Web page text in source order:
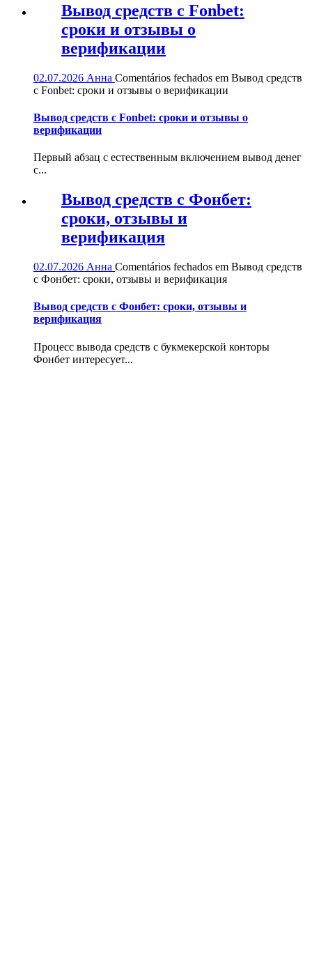
Вывод средств с Fonbet:
сроки и отзывы о
верификации
02.07.2026 Анна Comentários fechados em Вывод средств
с Fonbet: сроки и отзывы о верификации
Вывод средств с Fonbet: сроки и отзывы о
верификации
Первый абзац с естественным включением вывод денег
с...
Вывод средств с Фонбет:
сроки, отзывы и
верификация
02.07.2026 Анна Comentários fechados em Вывод средств
с Фонбет: сроки, отзывы и верификация
Вывод средств с Фонбет: сроки, отзывы и
верификация
Процесс вывода средств с букмекерской конторы
Фонбет интересует...